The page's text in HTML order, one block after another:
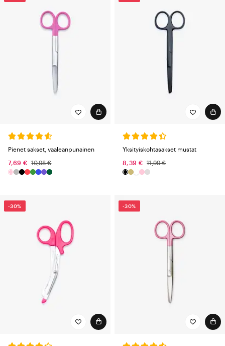
Pienet sakset, vaaleanpunainen
7,69 €
10,98 €
Yksityiskohtasakset mustat
8,39 €
11,99 €
-30% -30%